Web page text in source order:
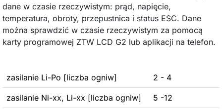
dane w czasie rzeczywistym: prąd, napięcie,
temperatura, obroty, przepustnica i status ESC. Dane
można sprawdzić w czasie rzeczywistym za pomocą
karty programowej ZTW LCD G2 lub aplikacji na telefon.
zasilanie Li-Po [liczba ogniw] 2 - 4
zasilanie Ni-xx, Li-xx [liczba ogniw] 5 -12